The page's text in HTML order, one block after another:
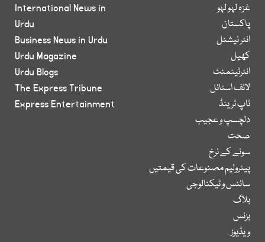
غزہ لہو لہو
پاکستان
انٹر نیشنل
کھیل
انٹرٹینمنٹ
لائف اسٹائل
ٹاپ ٹرینڈ
دلچسپ و عجیب
صحت
سونے کے نرخ
پیٹرولیم مصنوعات کی قیمتیں
سائنس و ٹیکنالوجی
بلاگ
بزنس
ویڈیوز
International News in
Urdu
Business News in Urdu
Urdu Magazine
Urdu Blogs
The Express Tribune
Express Entertainment